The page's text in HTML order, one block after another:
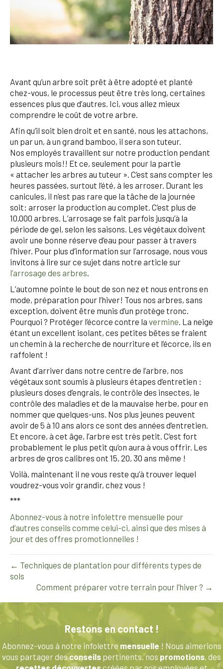
Avant qu’un arbre soit prêt à être adopté et planté
chez-vous, le processus peut être très long, certaines
essences plus que d’autres. Ici, vous allez mieux
comprendre le coût de votre arbre.
Afin qu’il soit bien droit et en santé, nous les attachons,
un par un, à un grand bamboo, il sera son tuteur.
Nos employés travaillent sur notre production pendant
plusieurs mois!! Et ce, seulement pour la partie
« attacher les arbres au tuteur ». C’est sans compter les
heures passées, surtout l’été, à les arroser. Durant les
canicules, il n’est pas rare que la tâche de la journée
soit: arroser la production au complet. C’est plus de
10,000 arbres. L’arrosage se fait parfois jusqu’à la
période de gel, selon les saisons. Les végétaux doivent
avoir une bonne réserve d’eau pour passer à travers
l’hiver. Pour plus d’information sur l’arrosage, nous vous
invitons à lire sur ce sujet dans notre article sur
l’arrosage des arbres.
L’automne pointe le bout de son nez et nous entrons en
mode, préparation pour l’hiver! Tous nos arbres, sans
exception, doivent être munis d’un protège tronc.
Pourquoi ? Protéger l’écorce contre la vermine. La neige
étant un excellent isolant, ces petites bêtes se fraient
un chemin à la recherche de nourriture et l’écorce, ils en
raffolent !
Avant d’arriver dans notre centre de l’arbre, nos
végétaux sont soumis à plusieurs étapes d’entretien :
plusieurs doses d’engrais, le contrôle des insectes, le
contrôle des maladies et de la mauvaise herbe, pour en
nommer que quelques-uns. Nos plus jeunes peuvent
avoir de 5 à 10 ans alors ce sont des années d’entretien.
Et encore, à cet âge, l’arbre est très petit. C’est fort
probablement le plus petit qu’on aura à vous offrir. Les
arbres de gros calibres ont 15, 20, 30 ans même !
Voilà, maintenant il ne vous reste qu’à trouver lequel
voudrez-vous voir grandir, chez vous !
***
Abonnez-vous à notre infolettre mensuelle pour
d’autres conseils comme celui-ci, ainsi que des mises à
jour et des offres promotionnelles !
← Techniques de plantation pour différents types de
sols
Comment préparer votre terrain pour l’hiver ? →
Restons en contact !
Abonnez-vous à notre infolettre mensuelle ! Nous aimerions
vous partager desconseils pertinents, nos promotions, des